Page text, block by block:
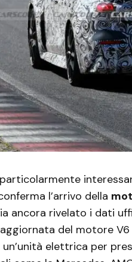
l’arrivo della
ancora rivelato i dati
del motore
elettrica per